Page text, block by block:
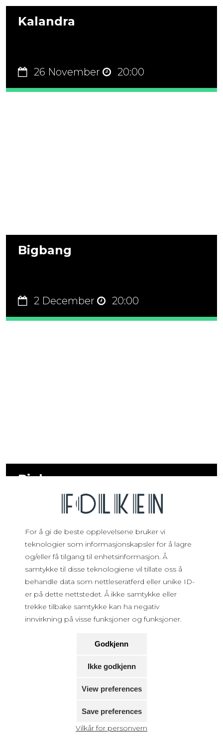
For å gi de beste opplevelsene bruker vi
teknologier som informasjonskapsler for å lagre
og/eller få tilgang til enhetsinformasjon. Å
samtykke til disse teknologiene vil tillate oss å
behandle data som nettleseratferd eller unike ID-
er på dette nettstedet. Å ikke samtykke eller
trekke tilbake samtykke kan ha negativ
innvirkning på visse funksjoner og funksjoner.
Godkjenn
Ikke godkjenn
View preferences
Save preferences
Vilkår for personvern
Kalandra
26 November 20:00
Bigbang
2 December 20:00
Bigbang
3 December 20:00
Kompisane te Leif